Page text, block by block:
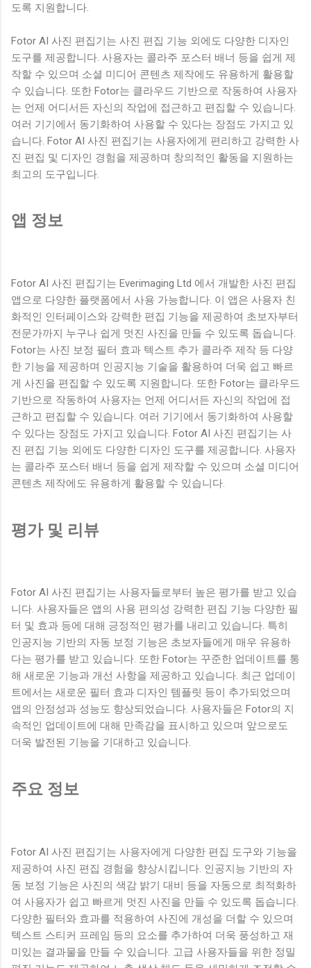
도록 지원합니다.
Fotor AI 사진 편집기는 사진 편집 기능 외에도 다양한 디자인
도구를 제공합니다. 사용자는 콜라주 포스터 배너 등을 쉽게 제
작할 수 있으며 소셜 미디어 콘텐츠 제작에도 유용하게 활용할
수 있습니다. 또한 Fotor는 클라우드 기반으로 작동하여 사용자
는 언제 어디서든 자신의 작업에 접근하고 편집할 수 있습니다.
여러 기기에서 동기화하여 사용할 수 있다는 장점도 가지고 있
습니다. Fotor AI 사진 편집기는 사용자에게 편리하고 강력한 사
진 편집 및 디자인 경험을 제공하며 창의적인 활동을 지원하는
최고의 도구입니다.
앱 정보
Fotor AI 사진 편집기는 Everimaging Ltd 에서 개발한 사진 편집
앱으로 다양한 플랫폼에서 사용 가능합니다. 이 앱은 사용자 친
화적인 인터페이스와 강력한 편집 기능을 제공하여 초보자부터
전문가까지 누구나 쉽게 멋진 사진을 만들 수 있도록 돕습니다.
Fotor는 사진 보정 필터 효과 텍스트 추가 콜라주 제작 등 다양
한 기능을 제공하며 인공지능 기술을 활용하여 더욱 쉽고 빠르
게 사진을 편집할 수 있도록 지원합니다. 또한 Fotor는 클라우드
기반으로 작동하여 사용자는 언제 어디서든 자신의 작업에 접
근하고 편집할 수 있습니다. 여러 기기에서 동기화하여 사용할
수 있다는 장점도 가지고 있습니다. Fotor AI 사진 편집기는 사
진 편집 기능 외에도 다양한 디자인 도구를 제공합니다. 사용자
는 콜라주 포스터 배너 등을 쉽게 제작할 수 있으며 소셜 미디어
콘텐츠 제작에도 유용하게 활용할 수 있습니다.
평가 및 리뷰
Fotor AI 사진 편집기는 사용자들로부터 높은 평가를 받고 있습
니다. 사용자들은 앱의 사용 편의성 강력한 편집 기능 다양한 필
터 및 효과 등에 대해 긍정적인 평가를 내리고 있습니다. 특히
인공지능 기반의 자동 보정 기능은 초보자들에게 매우 유용하
다는 평가를 받고 있습니다. 또한 Fotor는 꾸준한 업데이트를 통
해 새로운 기능과 개선 사항을 제공하고 있습니다. 최근 업데이
트에서는 새로운 필터 효과 디자인 템플릿 등이 추가되었으며
앱의 안정성과 성능도 향상되었습니다. 사용자들은 Fotor의 지
속적인 업데이트에 대해 만족감을 표시하고 있으며 앞으로도
더욱 발전된 기능을 기대하고 있습니다.
주요 정보
Fotor AI 사진 편집기는 사용자에게 다양한 편집 도구와 기능을
제공하여 사진 편집 경험을 향상시킵니다. 인공지능 기반의 자
동 보정 기능은 사진의 색감 밝기 대비 등을 자동으로 최적화하
여 사용자가 쉽고 빠르게 멋진 사진을 만들 수 있도록 돕습니다.
다양한 필터와 효과를 적용하여 사진에 개성을 더할 수 있으며
텍스트 스티커 프레임 등의 요소를 추가하여 더욱 풍성하고 재
미있는 결과물을 만들 수 있습니다. 고급 사용자들을 위한 정밀